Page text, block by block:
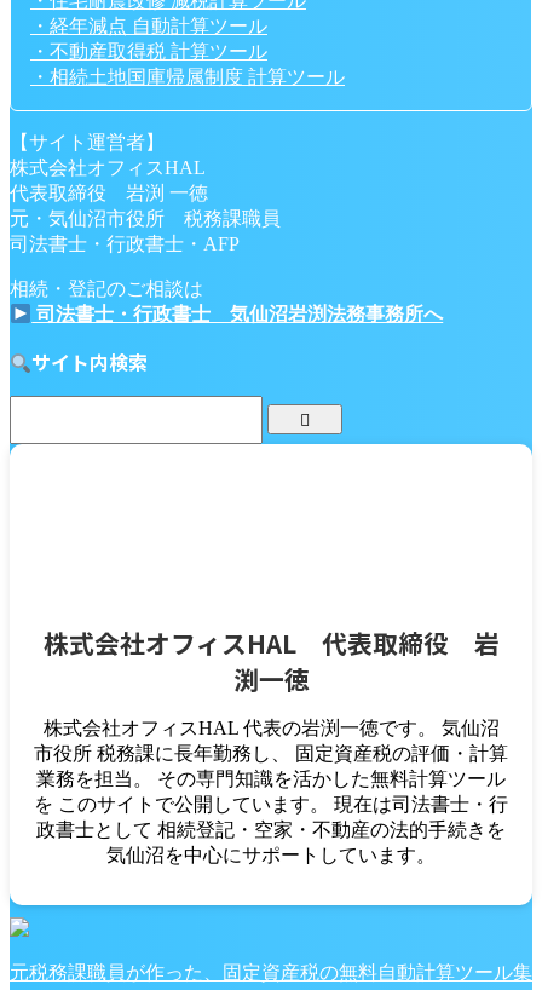
・経年減点 自動計算ツール
・不動産取得税 計算ツール
・相続土地国庫帰属制度 計算ツール
【サイト運営者】
株式会社オフィスHAL
代表取締役 岩渕 一徳
元・気仙沼市役所 税務課職員
司法書士・行政書士・AFP
相続・登記のご相談は
司法書士・行政書士 気仙沼岩渕法務事務所へ
サイト内検索
株式会社オフィスHAL 代表取締役 岩
渕一徳
株式会社オフィスHAL 代表の岩渕一徳です。 気仙沼
市役所 税務課に長年勤務し、 固定資産税の評価・計算
業務を担当。 その専門知識を活かした無料計算ツール
を このサイトで公開しています。 現在は司法書士・行
政書士として 相続登記・空家・不動産の法的手続きを
気仙沼を中心にサポートしています。
元税務課職員が作った、固定資産税の無料自動計算ツール集